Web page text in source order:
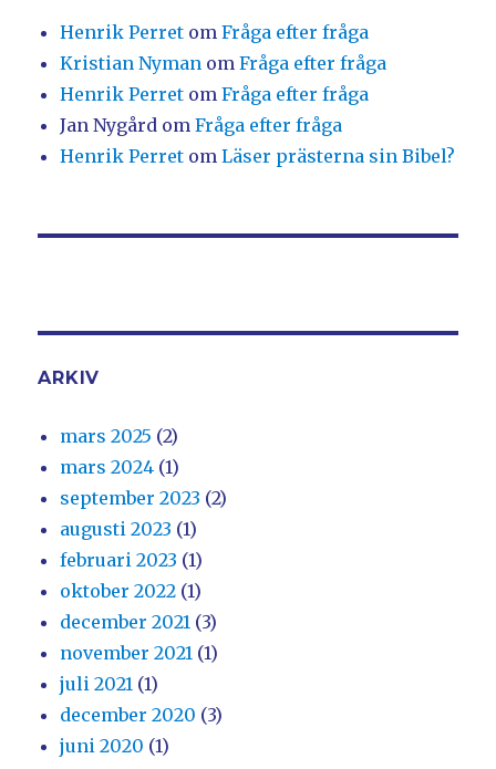
Henrik Perret omFråga efter fråga
Kristian Nyman omFråga efter fråga
Henrik Perret omFråga efter fråga
Jan Nygård omFråga efter fråga
Henrik Perret omLäser prästerna sin Bibel?
ARKIV
mars 2025 (2)
mars 2024 (1)
september 2023 (2)
augusti 2023 (1)
februari 2023 (1)
oktober 2022 (1)
december 2021 (3)
november 2021 (1)
juli 2021 (1)
december 2020 (3)
juni 2020 (1)